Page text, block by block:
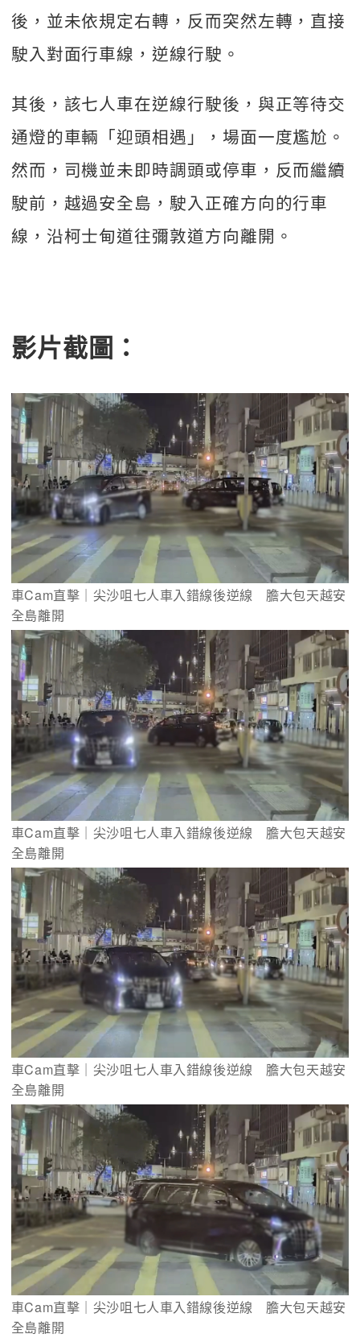
後，並未依規定右轉，反而突然左轉，直接
駛入對面行車線，逆線行駛。
其後，該七人車在逆線行駛後，與正等待交
通燈的車輛「迎頭相遇」，場面一度尷尬。
然而，司機並未即時調頭或停車，反而繼續
駛前，越過安全島，駛入正確方向的行車
線，沿柯士甸道往彌敦道方向離開。
影片截圖：
車Cam直擊｜尖沙咀七人車入錯線後逆線　膽大包天越安
全島離開
車Cam直擊｜尖沙咀七人車入錯線後逆線　膽大包天越安
全島離開
車Cam直擊｜尖沙咀七人車入錯線後逆線　膽大包天越安
全島離開
車Cam直擊｜尖沙咀七人車入錯線後逆線　膽大包天越安
全島離開